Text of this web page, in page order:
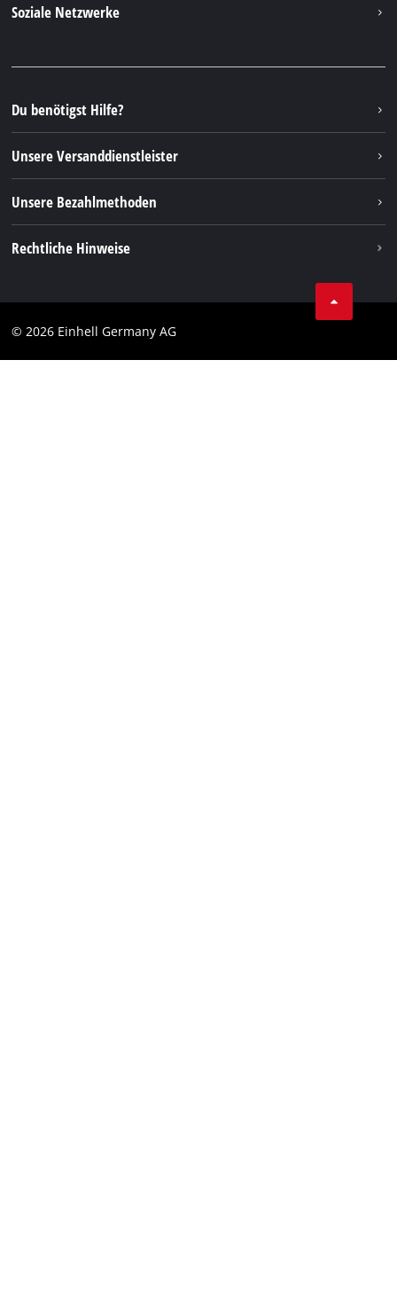
Nachhaltigkeit
FAQs
Rücksendungen / Widerruf
Verpackungsrichtlinien
Hinweise zur Batterieentsorgung
Vertrag widerrufen
Soziale Netzwerke
Instagram
TikTok
Pinterest
Linkedin
Du benötigst Hilfe?
Unsere Versanddienstleister
Unsere Bezahlmethoden
Rechtliche Hinweise
Impressum
© 2026 Einhell Germany AG